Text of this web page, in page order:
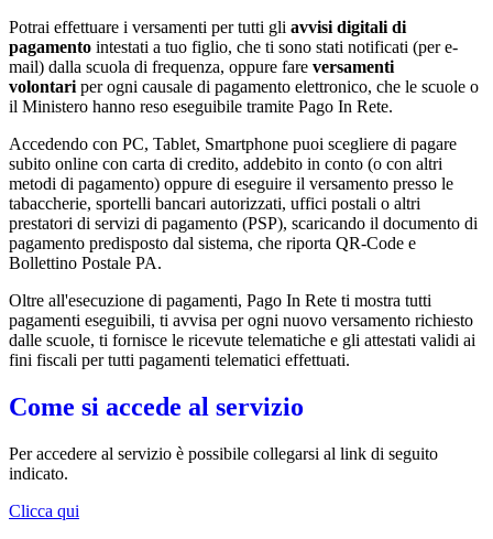
Potrai effettuare i versamenti per tutti gli avvisi digitali di
pagamento intestati a tuo figlio, che ti sono stati notificati (per e-
mail) dalla scuola di frequenza, oppure fare versamenti
volontari per ogni causale di pagamento elettronico, che le scuole o
il Ministero hanno reso eseguibile tramite Pago In Rete.
Accedendo con PC, Tablet, Smartphone puoi scegliere di pagare
subito online con carta di credito, addebito in conto (o con altri
metodi di pagamento) oppure di eseguire il versamento presso le
tabaccherie, sportelli bancari autorizzati, uffici postali o altri
prestatori di servizi di pagamento (PSP), scaricando il documento di
pagamento predisposto dal sistema, che riporta QR-Code e
Bollettino Postale PA.
Oltre all'esecuzione di pagamenti, Pago In Rete ti mostra tutti
pagamenti eseguibili, ti avvisa per ogni nuovo versamento richiesto
dalle scuole, ti fornisce le ricevute telematiche e gli attestati validi ai
fini fiscali per tutti pagamenti telematici effettuati.
Come si accede al servizio
Per accedere al servizio è possibile collegarsi al link di seguito
indicato.
Clicca qui